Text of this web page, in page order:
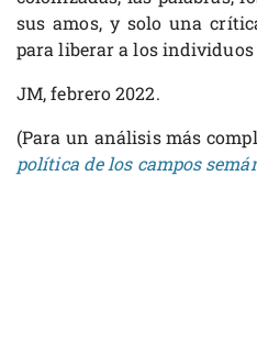
sus amos, y solo una
para liberar a los individuos
JM, febrero 2022.
(Para un análisis más
política de los campos